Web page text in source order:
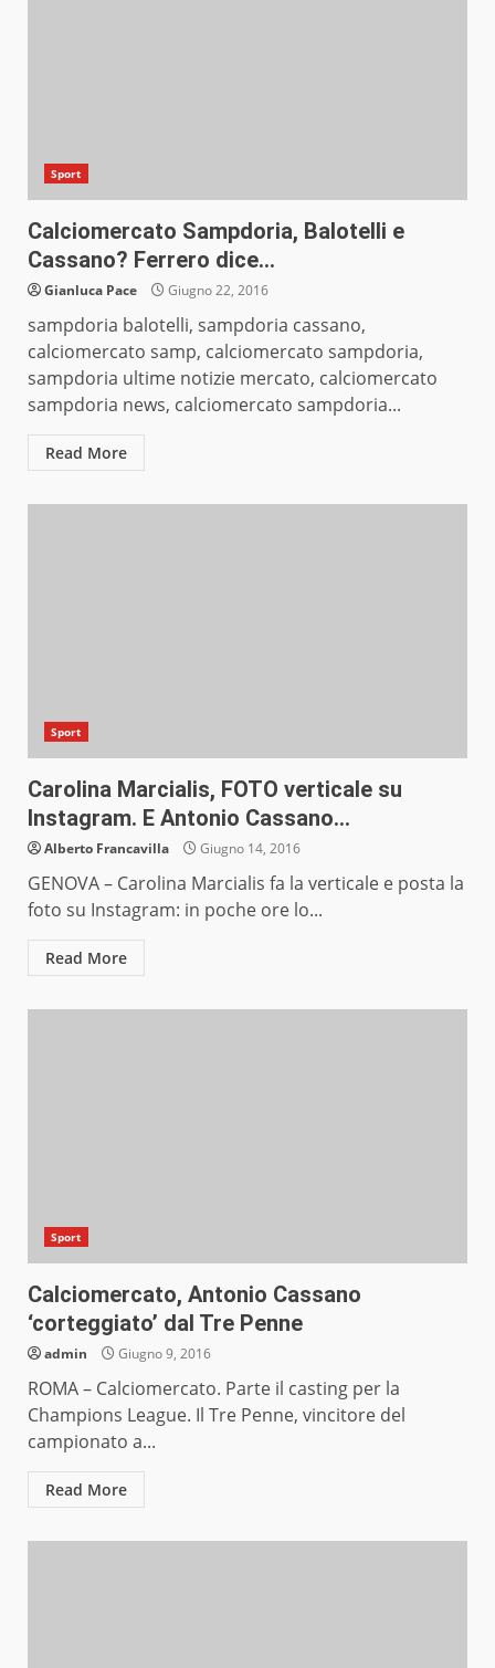
Sport
Calciomercato Sampdoria, Balotelli e
Cassano? Ferrero dice…
Gianluca Pace Giugno 22, 2016
sampdoria balotelli, sampdoria cassano,
calciomercato samp, calciomercato sampdoria,
sampdoria ultime notizie mercato, calciomercato
sampdoria news, calciomercato sampdoria...
Read More
Sport
Carolina Marcialis, FOTO verticale su
Instagram. E Antonio Cassano…
Alberto Francavilla Giugno 14, 2016
GENOVA – Carolina Marcialis fa la verticale e posta la
foto su Instagram: in poche ore lo...
Read More
Sport
Calciomercato, Antonio Cassano
‘corteggiato’ dal Tre Penne
admin Giugno 9, 2016
ROMA – Calciomercato. Parte il casting per la
Champions League. Il Tre Penne, vincitore del
campionato a...
Read More